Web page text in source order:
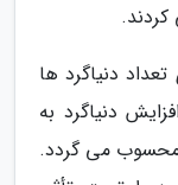
دنیاگرد ها
دنیاگرد به
محسوب می گردد.